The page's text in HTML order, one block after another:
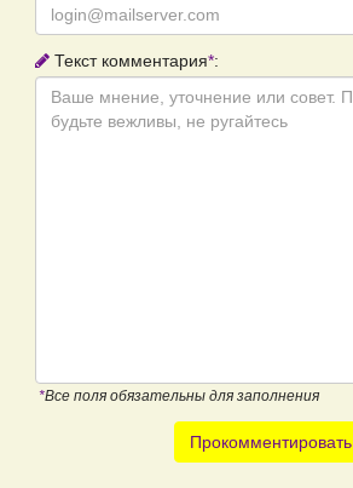
Текст комментария*:
*Все поля обязательны для заполнения
Прокомментировать